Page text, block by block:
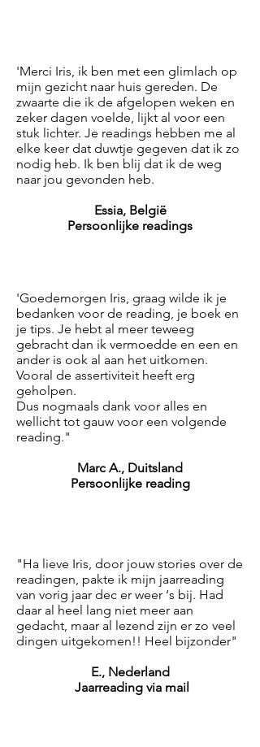
'Merci Iris, ik ben met een glimlach op
mijn gezicht naar huis gereden. De
zwaarte die ik de afgelopen weken en
zeker dagen voelde, lijkt al voor een
stuk lichter. Je readings hebben me al
elke keer dat duwtje gegeven dat ik zo
nodig heb. Ik ben blij dat ik de weg
naar jou gevonden heb.
Essia, België
Persoonlijke readings
'Goedemorgen Iris, graag wilde ik je
bedanken voor de reading, je boek en
je tips. Je hebt al meer teweeg
gebracht dan ik vermoedde en een en
ander is ook al aan het uitkomen.
Vooral de assertiviteit heeft erg
geholpen.
Dus nogmaals dank voor alles en
wellicht tot gauw voor een volgende
reading."
Marc A., Duitsland
Persoonlijke reading
"Ha lieve Iris, door jouw stories over de
readingen, pakte ik mijn jaarreading
van vorig jaar dec er weer ‘s bij. Had
daar al heel lang niet meer aan
gedacht, maar al lezend zijn er zo veel
dingen uitgekomen!! Heel bijzonder"
E., Nederland
Jaarreading via mail